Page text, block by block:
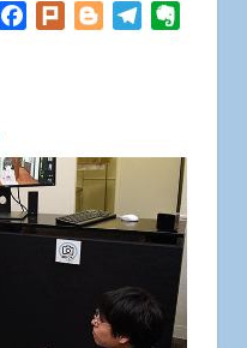
Facebook
Plurk BloggerTelegram